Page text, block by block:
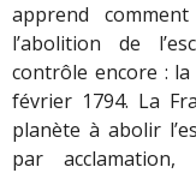
apprend
l’abolition de
contrôle encore :
février 1794. La
planète à abolir
par